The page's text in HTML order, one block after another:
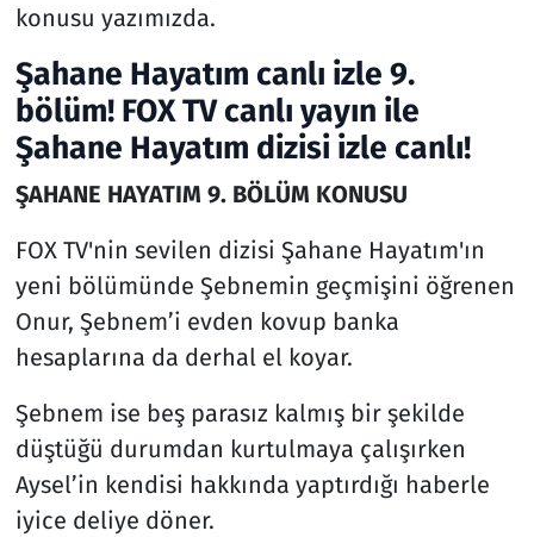
konusu yazımızda.
Şahane Hayatım canlı izle 9.
bölüm! FOX TV canlı yayın ile
Şahane Hayatım dizisi izle canlı!
ŞAHANE HAYATIM 9. BÖLÜM KONUSU
FOX TV'nin sevilen dizisi Şahane Hayatım'ın
yeni bölümünde Şebnemin geçmişini öğrenen
Onur, Şebnem’i evden kovup banka
hesaplarına da derhal el koyar.
Şebnem ise beş parasız kalmış bir şekilde
düştüğü durumdan kurtulmaya çalışırken
Aysel’in kendisi hakkında yaptırdığı haberle
iyice deliye döner.